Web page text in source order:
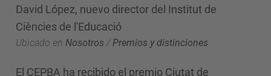
David López, nuevo director del Institut de
Ciències de l'Educació
Ubicado en Nosotros /Premios y distinciones
El CEPBA ha recibido el premio Ciutat de